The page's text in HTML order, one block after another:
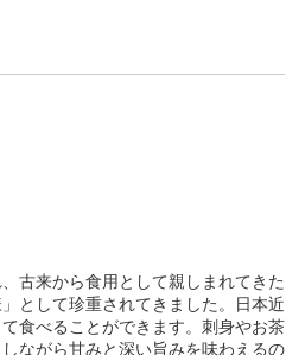
古来から食用として親しまれてきた
として珍重されてきました。日本近
食べることができます。刺身やお茶
ながら甘みと深い旨みを味わえるの